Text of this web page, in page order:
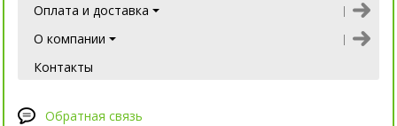
Оплата и доставка
О компании
Контакты
Обратная связь